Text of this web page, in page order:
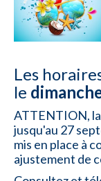
Les
le
ATTENTION,
jusqu'au 27
mis en place à
ajustement de